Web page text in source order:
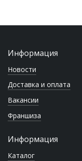
Информация
Новости
Доставка и оплата
Вакансии
Франшиза
Информация
Каталог